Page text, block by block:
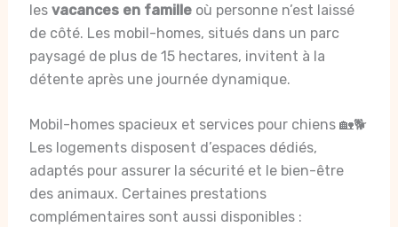
les vacances en familleoù personne n’est laissé
de côté. Les mobil-homes, situés dans un parc
paysagé de plus de 15 hectares, invitent à la
détente après une journée dynamique.
Mobil-homes spacieux et services pour chiens 🏡🐕
Les logements disposent d’espaces dédiés,
adaptés pour assurer la sécurité et le bien-être
des animaux. Certaines prestations
complémentaires sont aussi disponibles :